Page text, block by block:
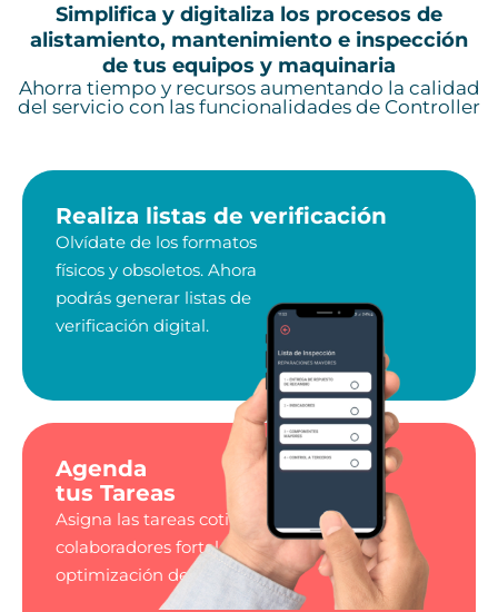
Simplifica y digitaliza los procesos de
alistamiento, mantenimiento e inspección
de tus equipos y maquinaria
Ahorra tiempo y recursos aumentando la calidad
del servicio con las funcionalidades de Controller
Realiza listas de verificación
Olvídate de los formatos
físicos y obsoletos. Ahora
podrás generar listas de
verificación digital.
Agenda
tus Tareas
Asigna las tareas cotidianas a tus
colaboradores fortaleciendo la planeación y
optimización de recursos.